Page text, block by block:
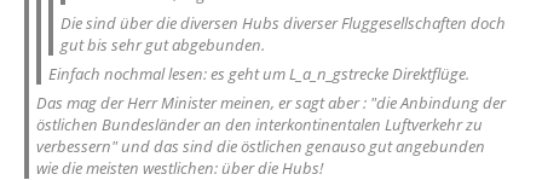
Die sind über die diversen Hubs diverser Fluggesellschaften doch
gut bis sehr gut abgebunden.
Einfach nochmal lesen: es geht um L_a_n_gstrecke Direktflüge.
Das mag der Herr Minister meinen, er sagt aber : "die Anbindung der
östlichen Bundesländer an den interkontinentalen Luftverkehr zu
verbessern" und das sind die östlichen genauso gut angebunden
wie die meisten westlichen: über die Hubs!